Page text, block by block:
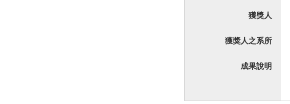
獲獎人
獲獎人之系所
成果說明